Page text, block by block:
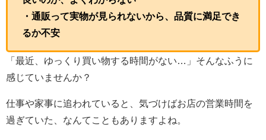
・通販って実物が見られないから、品質に満足でき
るか不安
「最近、ゆっくり買い物する時間がない…」そんなふうに
感じていませんか？
仕事や家事に追われていると、気づけばお店の営業時間を
過ぎていた、なんてこともありますよね。